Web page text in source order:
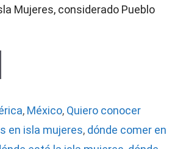
Mujeres, considerado Pueblo
, México, Quiero conocer
en isla mujeres, dónde comer en